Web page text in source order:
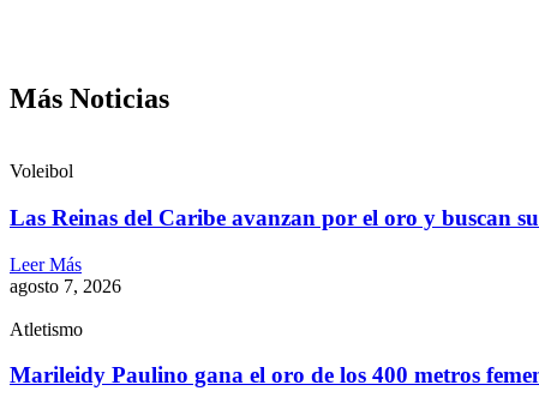
Más Noticias
Voleibol
Las Reinas del Caribe avanzan por el oro y buscan
Leer Más
agosto 7, 2026
Atletismo
Marileidy Paulino gana el oro de los 400 metros